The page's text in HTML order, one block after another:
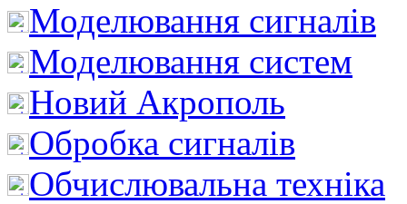
Моделювання сигналів
Моделювання систем
Новий Акрополь
Обробка сигналів
Обчислювальна техніка